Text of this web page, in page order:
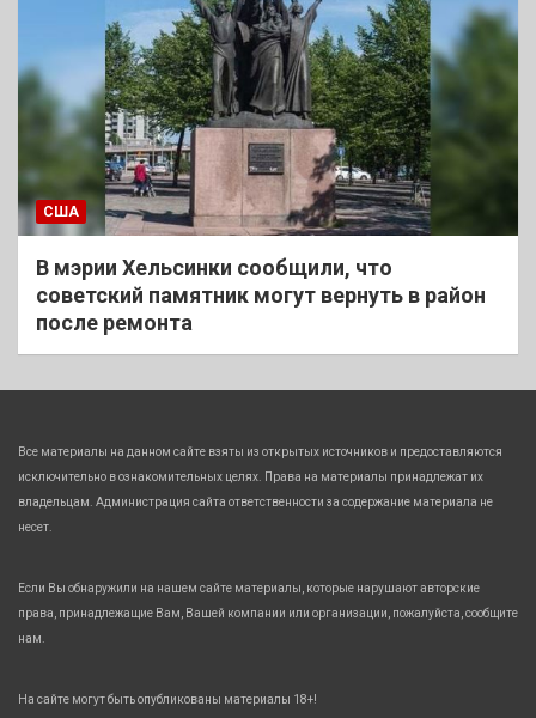
США
В мэрии Хельсинки сообщили, что
советский памятник могут вернуть в район
после ремонта
Все материалы на данном сайте взяты из открытых источников и предоставляются
исключительно в ознакомительных целях. Права на материалы принадлежат их
владельцам. Администрация сайта ответственности за содержание материала не
несет.
Если Вы обнаружили на нашем сайте материалы, которые нарушают авторские
права, принадлежащие Вам, Вашей компании или организации, пожалуйста, сообщите
нам.
На сайте могут быть опубликованы материалы 18+!